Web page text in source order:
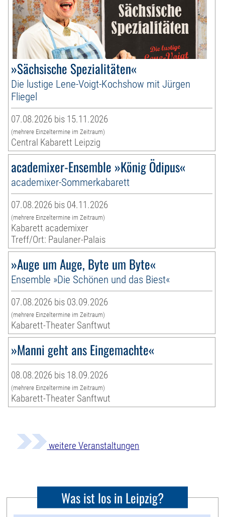
»Sächsische Spezialitäten«
Die lustige Lene-Voigt-Kochshow mit Jürgen
Fliegel
07.08.2026 bis 15.11.2026
(mehrere Einzeltermine im Zeitraum)
Central Kabarett Leipzig
academixer-Ensemble »König Ödipus«
academixer-Sommerkabarett
07.08.2026 bis 04.11.2026
(mehrere Einzeltermine im Zeitraum)
Kabarett academixer
Treff/Ort: Paulaner-Palais
»Auge um Auge, Byte um Byte«
Ensemble »Die Schönen und das Biest«
07.08.2026 bis 03.09.2026
(mehrere Einzeltermine im Zeitraum)
Kabarett-Theater Sanftwut
»Manni geht ans Eingemachte«
08.08.2026 bis 18.09.2026
(mehrere Einzeltermine im Zeitraum)
Kabarett-Theater Sanftwut
weitere Veranstaltungen
Was ist los in Leipzig?